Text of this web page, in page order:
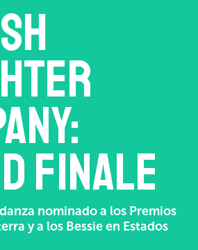
Finale
nominado a los Premios
y a los Bessie en Estados